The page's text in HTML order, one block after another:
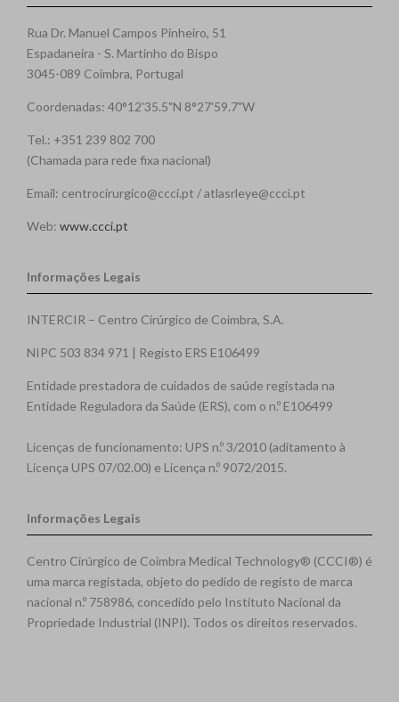
Rua Dr. Manuel Campos Pinheiro, 51
Espadaneira - S. Martinho do Bispo
3045-089 Coimbra, Portugal
Coordenadas: 40°12'35.5"N 8°27'59.7"W
Tel.: +351 239 802 700
(Chamada para rede fixa nacional)
Email: centrocirurgico@ccci.pt / atlasrleye@ccci.pt
Web: www.ccci.pt
Informações Legais
INTERCIR – Centro Cirúrgico de Coimbra, S.A.
NIPC 503 834 971 | Registo ERS E106499
Entidade prestadora de cuidados de saúde registada na
Entidade Reguladora da Saúde (ERS), com o n.º E106499
Licenças de funcionamento: UPS n.º 3/2010 (aditamento à
Licença UPS 07/02.00) e Licença n.º 9072/2015.
Informações Legais
Centro Cirúrgico de Coimbra Medical Technology® (CCCI®) é
uma marca registada, objeto do pedido de registo de marca
nacional n.º 758986, concedido pelo Instituto Nacional da
Propriedade Industrial (INPI). Todos os direitos reservados.